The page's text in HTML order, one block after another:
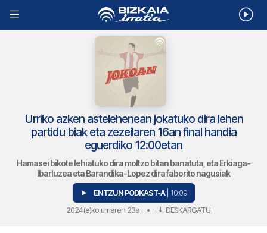
Urriko azken astelehenean jokatuko dira lehen
partidu biak eta zezeilaren 16an final handia
eguerdiko 12:00etan
Hamasei bikote lehiatuko dira moltzo bitan banatuta, eta Erkiaga-
Ibarluzea eta Barandika-Lopez dira faborito nagusiak
ENTZUN PODKAST-A | 10:09
2024(e)ko urriaren 23a • DESKARGATU